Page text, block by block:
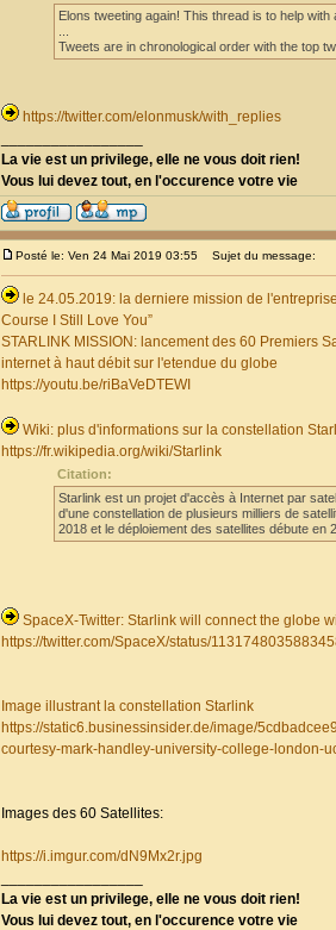
Elons tweeting again! This thread is to help
Tweets are in chronological order with the top
https://twitter.com/elonmusk/with_replies
La vie est un privilege, elle ne vous doit rien!
Vous lui devez tout, en l'occurence votre vie
Posté le: Ven 24 Mai 2019 03:55 Sujet du message:
le 24.05.2019: la derniere mission de
Course I Still Love You”
STARLINK MISSION: lancement des 60 Premiers
internet à haut débit sur l'etendue du globe
https://youtu.be/riBaVeDTEWI
Wiki: plus d'informations sur la constellation
https://fr.wikipedia.org/wiki/Starlink
Citation:
Starlink est un projet d'accès à Internet par
d'une constellation de plusieurs milliers de
2018 et le déploiement des satellites débute
SpaceX-Twitter: Starlink will connect the globe
https://twitter.com/SpaceX/status/
Image illustrant la constellation Starlink
https://static6.businessinsider.de/image/
courtesy-mark-handley-university-college-london-
Images des 60 Satellites:
https://i.imgur.com/dN9Mx2r.jpg
La vie est un privilege, elle ne vous doit rien!
Vous lui devez tout, en l'occurence votre vie